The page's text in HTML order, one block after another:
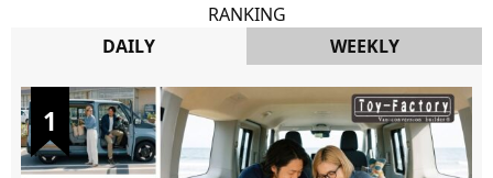
RANKING
DAILY
WEEKLY